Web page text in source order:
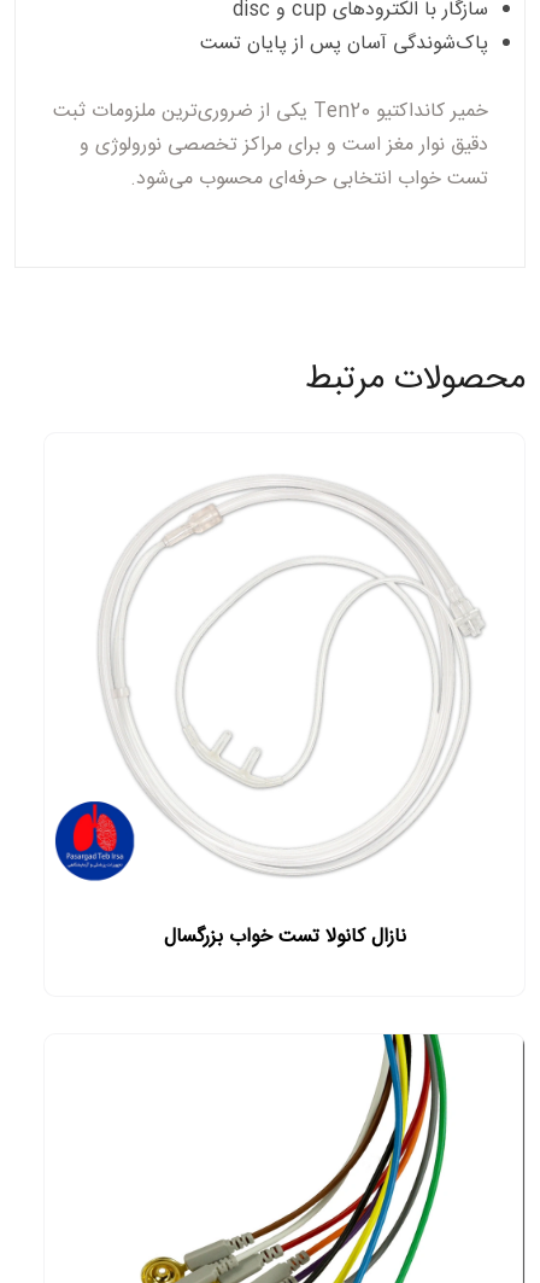
سازگار با الکترودهای cup و disc
پاک‌شوندگی آسان پس از پایان تست
خمیر کانداکتیو Ten20 یکی از ضروری‌ترین ملزومات ثبت
دقیق نوار مغز است و برای مراکز تخصصی نورولوژی و
تست خواب انتخابی حرفه‌ای محسوب می‌شود.
محصولات مرتبط
نازال کانولا تست خواب بزرگسال